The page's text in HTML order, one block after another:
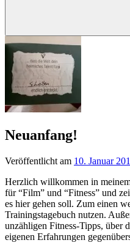
Neuanfang!
Veröffentlicht am 10. Januar
Herzlich willkommen in
für “Film” und “Fitness” und
es hier gehen soll. Zum einen
Trainingstagebuch nutzen.
unzähligen Fitness-Tipps, über
eigenen Erfahrungen